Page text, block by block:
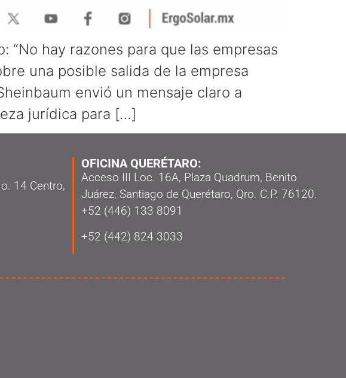
hay razones para que las empresas
una posible salida de la empresa
envió un mensaje claro a
jurídica para […]
14 Centro,
OFICINA QUERÉTARO:
Acceso III Loc. 16A, Plaza Quadrum, Benito
Juárez, Santiago de Querétaro, Qro. C.P. 76120.
‭+52 (446) 133 8091‬
+52 (442) 824 3033